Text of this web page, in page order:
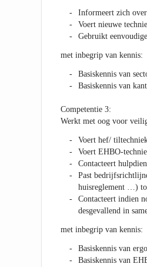
Informeert zich
Voert nieuwe
Gebruikt
met inbegrip van kennis:
Basiskennis van
Basiskennis van
Competentie 3:
Werkt met oog voor
Voert hef/
Voert EHBO-
Contacteert
Past
huisreglement …)
Contacteert indien
desgevallend in
met inbegrip van kennis:
Basiskennis van
Basiskennis van